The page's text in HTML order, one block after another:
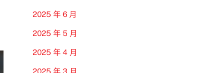
2025 年 6 月
2025 年 5 月
2025 年 4 月